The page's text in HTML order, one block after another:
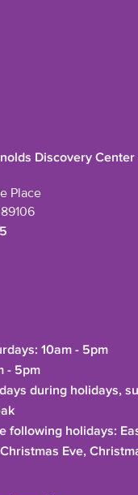
Discovery Center
Place
89106
10am - 5pm
- 5pm
during holidays,
following holidays:
Eve,